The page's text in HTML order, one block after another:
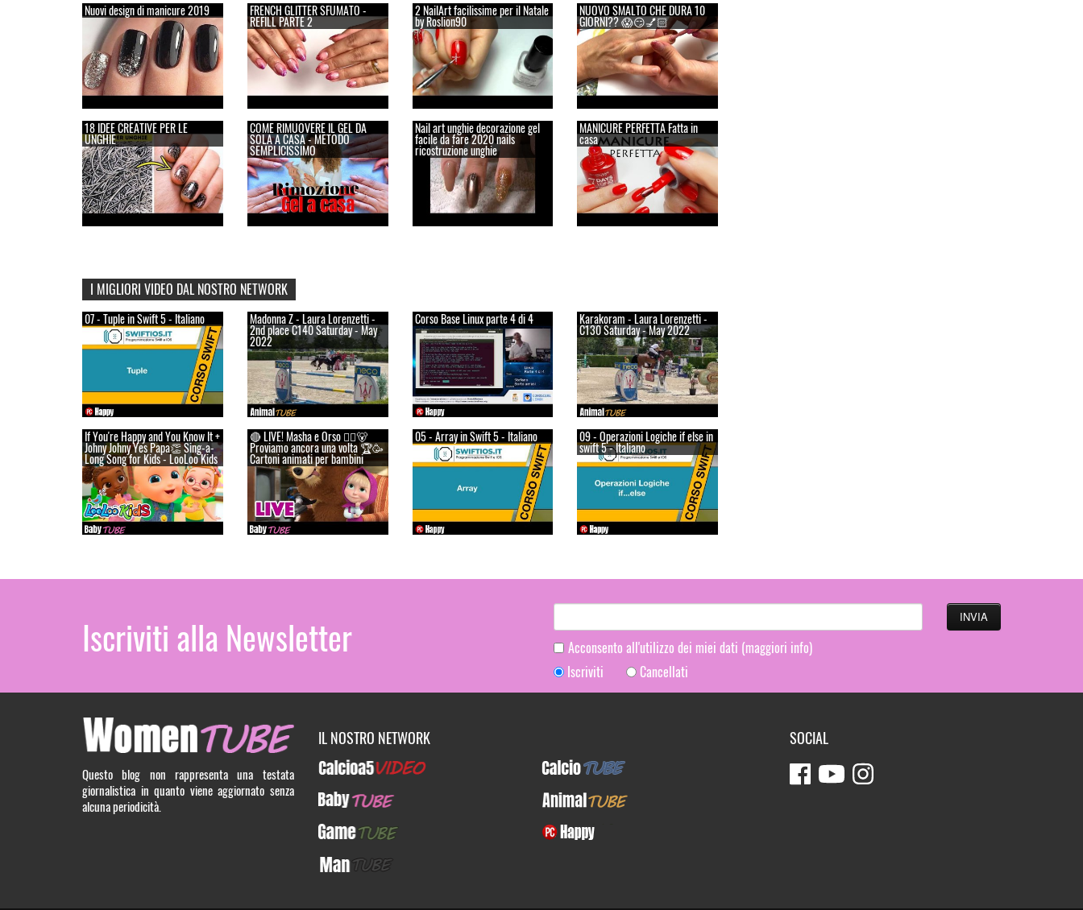
Nuovi design di manicure 2019 FRENCH GLITTER SFUMATO -
REFILL PARTE 2
2 NailArt facilissime per il Natale
by Roslion90
NUOVO SMALTO CHE DURA 10
GIORNI?? 😱😏💅🏻
18 IDEE CREATIVE PER LE
UNGHIE
COME RIMUOVERE IL GEL DA
SOLA A CASA - METODO
SEMPLICISSIMO
Nail art unghie decorazione gel
facile da fare 2020 nails
ricostruzione unghie
MANICURE PERFETTA Fatta in
casa
I MIGLIORI VIDEO DAL NOSTRO NETWORK
07 - Tuple in Swift 5 - Italiano Madonna Z - Laura Lorenzetti -
2nd place C140 Saturday - May
2022
Corso Base Linux parte 4 di 4 Karakoram - Laura Lorenzetti -
C130 Saturday - May 2022
If You're Happy and You Know It +
Johny Johny Yes Papa👏 Sing-a-
Long Song for Kids - LooLoo Kids
🔴 LIVE! Masha e Orso 👱‍♀️🐻
Proviamo ancora una volta 🏆🥳
Cartoni animati per bambini
05 - Array in Swift 5 - Italiano 09 - Operazioni Logiche if else in
swift 5 - Italiano
Iscriviti alla Newsletter Acconsento all'utilizzo dei miei dati (maggiori info)
Iscriviti
Cancellati
Questo blog non rappresenta una testata
giornalistica in quanto viene aggiornato senza
alcuna periodicità.
IL NOSTRO NETWORK
Calcioa5Video
CalcioTUBE
BabyTUBE
AnimalTUBE
GameTUBE
PcHappy
ManTUBE
SOCIAL